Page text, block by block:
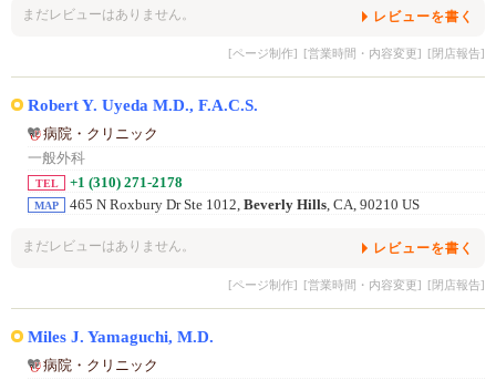
まだレビューはありません。 レビューを書く
[ページ制作] [営業時間・内容変更] [閉店報告]
Robert Y. Uyeda M.D., F.A.C.S.
病院・クリニック
一般外科
TEL +1 (310) 271-2178
MAP 465 N Roxbury Dr Ste 1012, Beverly Hills , CA, 90210 US
まだレビューはありません。 レビューを書く
[ページ制作] [営業時間・内容変更] [閉店報告]
Miles J. Yamaguchi, M.D.
病院・クリニック